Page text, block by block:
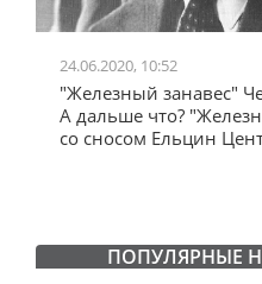
24.06.2020, 10:52
"Железный занавес"
А дальше что?
со сносом Ельцин
ПОПУЛЯРНЫЕ